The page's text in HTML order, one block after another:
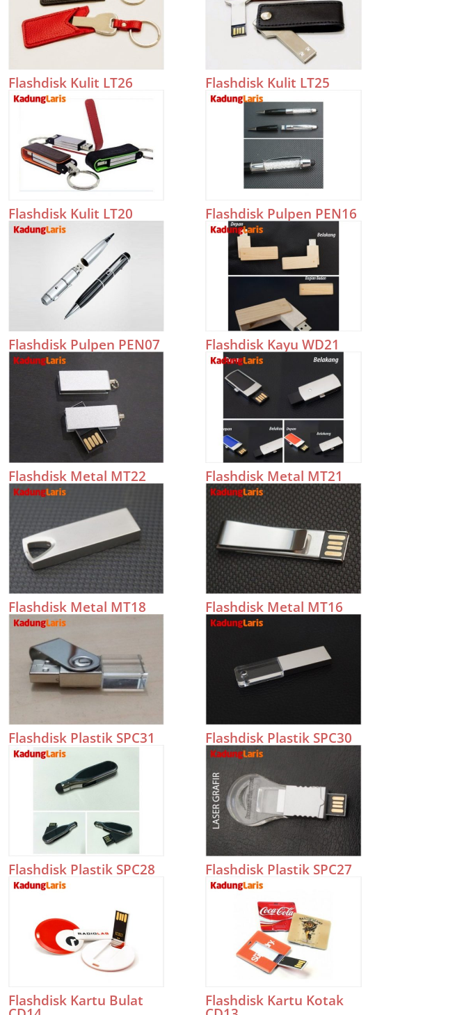
Flashdisk Kulit LT26 Flashdisk Kulit LT25
Flashdisk Kulit LT20 Flashdisk Pulpen PEN16
Flashdisk Pulpen PEN07 Flashdisk Kayu WD21
Flashdisk Metal MT22 Flashdisk Metal MT21
Flashdisk Metal MT18 Flashdisk Metal MT16
Flashdisk Plastik SPC31 Flashdisk Plastik SPC30
Flashdisk Plastik SPC28 Flashdisk Plastik SPC27
Flashdisk Kartu Bulat Flashdisk Kartu Kotak